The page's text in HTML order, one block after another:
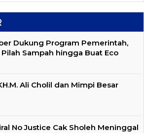
Dukung Program Pemerintah,
Pilah Sampah hingga Buat Eco
Ali Cholil dan Mimpi Besar
No Justice Cak Sholeh Meninggal